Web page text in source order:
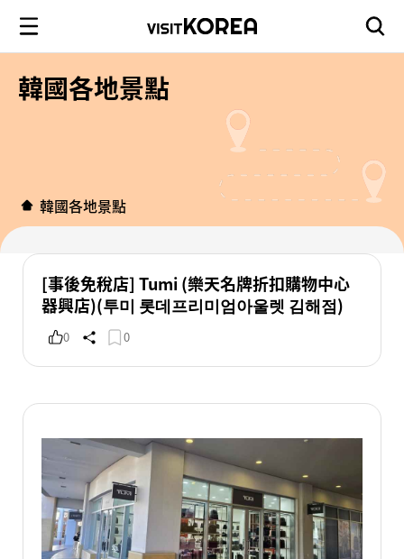
韓國各地景點
韓國各地景點
[事後免稅店] Tumi (樂天名牌折扣購物中心
器興店)(투미 롯데프리미엄아울렛 김해점)
0 0